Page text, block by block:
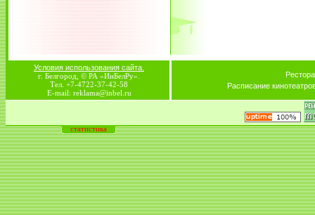
Условия использования сайта.
г. Белгород, © РА «ИнБелРу».
Тел. +7-4722-37-42-58
E-mail: reklama@inbel.ru
Расписание
статистика